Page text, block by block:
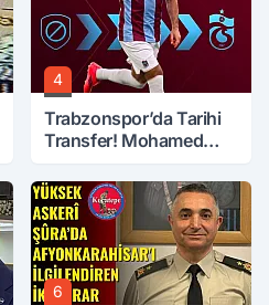
4
Trabzonspor’da Tarihi
Transfer! Mohamed
6